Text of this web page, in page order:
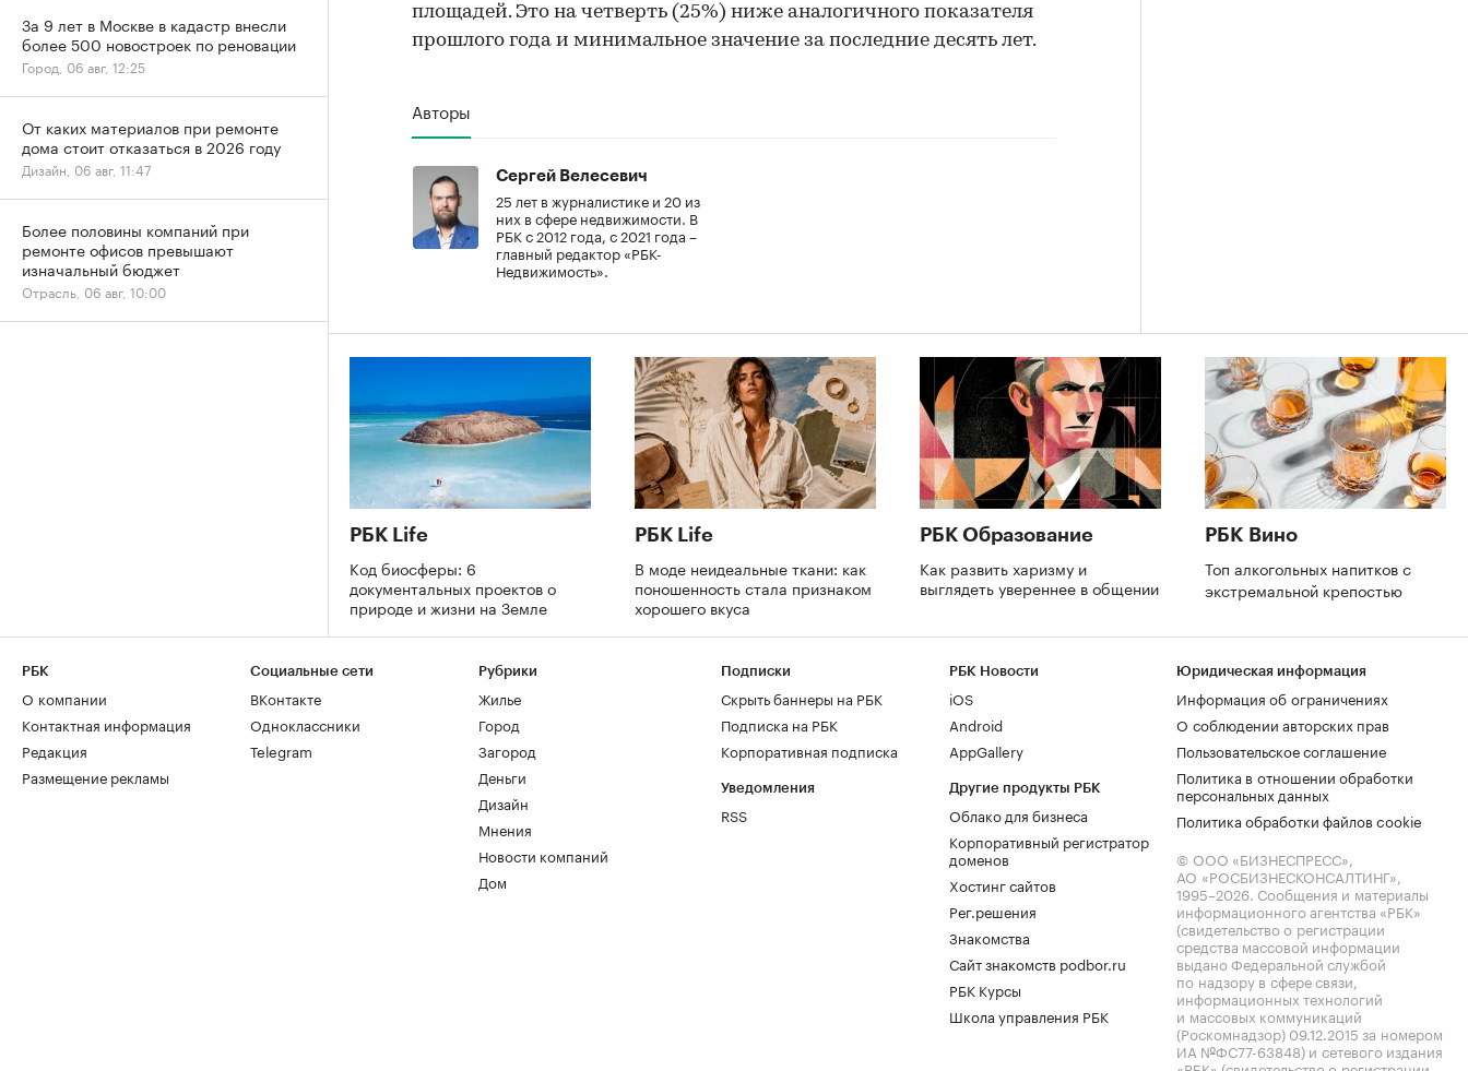
площадей. Это на четверть (25%) ниже аналогичного показателя
прошлого года и минимальное значение за последние десять лет.
Авторы
Сергей Велесевич
25 лет в журналистике и 20 из
них в сфере недвижимости. В
РБК с 2012 года, с 2021 года –
главный редактор «РБК-
Недвижимость».
РБК Life
Код биосферы: 6
документальных проектов о
природе и жизни на Земле
РБК Life
В моде неидеальные ткани: как
поношенность стала признаком
хорошего вкуса
РБК Образование
Как развить харизму и
выглядеть увереннее в общении
РБК Вино
Топ алкогольных напитков с
экстремальной крепостью
За 9 лет в Москве в кадастр внесли
более 500 новостроек по реновации
Город, 06 авг, 12:25
От каких материалов при ремонте
дома стоит отказаться в 2026 году
Дизайн, 06 авг, 11:47
Более половины компаний при
ремонте офисов превышают
изначальный бюджет
Отрасль, 06 авг, 10:00
РБК
О компании
Контактная информация
Редакция
Размещение рекламы
Социальные сети
ВКонтакте
Одноклассники
Telegram
Рубрики
Жилье
Город
Загород
Деньги
Дизайн
Мнения
Новости компаний
Дом
Подписки
Скрыть баннеры на РБК
Подписка на РБК
Корпоративная подписка
Уведомления
RSS
РБК Новости
iOS
Android
AppGallery
Другие продукты РБК
Облако для бизнеса
Корпоративный регистратор
доменов
Хостинг сайтов
Рег.решения
Знакомства
Сайт знакомств podbor.ru
РБК Курсы
Школа управления РБК
Юридическая информация
Информация об ограничениях
О соблюдении авторских прав
Пользовательское соглашение
Политика в отношении обработки
персональных данных
Политика обработки файлов cookie
© ООО «БИЗНЕСПРЕСС»,
АО «РОСБИЗНЕСКОНСАЛТИНГ»,
1995–2026. Сообщения и материалы
информационного агентства «РБК»
(свидетельство о регистрации
средства массовой информации
выдано Федеральной службой
по надзору в сфере связи,
информационных технологий
и массовых коммуникаций
(Роскомнадзор) 09.12.2015 за номером
ИА №ФС77-63848) и сетевого издания